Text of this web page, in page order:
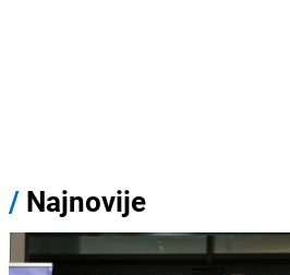
/ Najnovije